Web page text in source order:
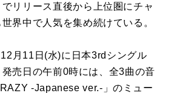
リリース直後から上位圏にチャ
界中で人気を集め続けている。
月11日(水)に日本3rdシングル
売日の午前0時には、全3曲の音
-Japanese ver.-」のミュー